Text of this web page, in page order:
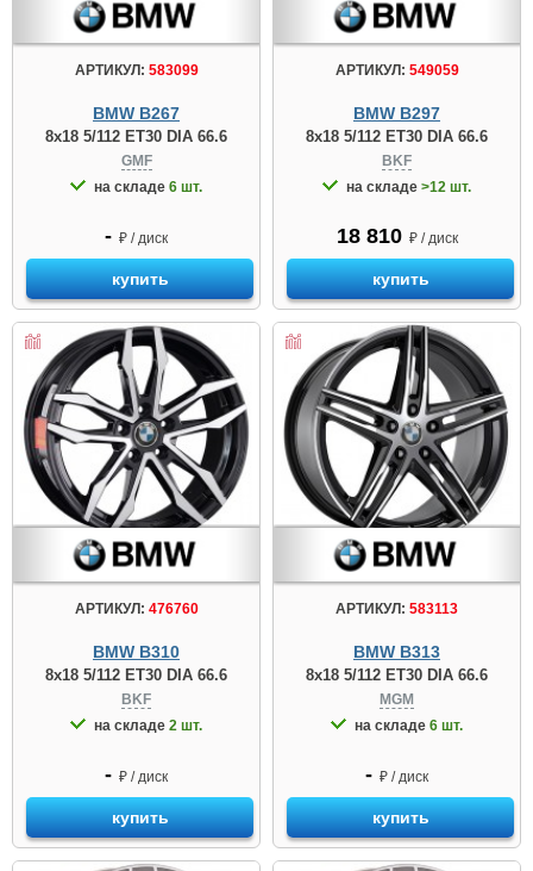
АРТИКУЛ: 583099
BMW B267
8x18 5/112 ET30 DIA 66.6
GMF
на складе 6 шт.
- ₽ / диск
купить
АРТИКУЛ: 549059
BMW B297
8x18 5/112 ET30 DIA 66.6
BKF
на складе >12 шт.
18 810 ₽ / диск
купить
АРТИКУЛ: 476760
BMW B310
8x18 5/112 ET30 DIA 66.6
BKF
на складе 2 шт.
- ₽ / диск
купить
АРТИКУЛ: 583113
BMW B313
8x18 5/112 ET30 DIA 66.6
MGM
на складе 6 шт.
- ₽ / диск
купить